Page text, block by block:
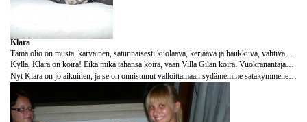
Klara
Tämä olio on musta, karvainen, satunnaisesti kuolaava, kerjäävä ja haukkuva, vahtiva, leikkisä, iloinen ja ennen kaikkea ihana. Arvaatteko, mistä on kyse? (vinkki: tsekkaa kuvat…)
Kyllä, Klara on koira! Eikä mikä tahansa koira, vaan Villa Gilan koira. Vuokranantajamme, saksalainen Peter, poimi Klaran muutama vuosi sitten kadun varrelta sen ollessa vielä pieni pentu. Klara oli huonossa kunnossa ja haavoittunut, mutta Peter hoiti sen kuntoon ja nimitti sen Villa Gilan vahtikoiran virkaan.